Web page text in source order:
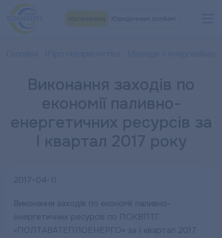
Юридичним особам
Виконання заходів по
економії паливно-
енергетичних ресурсів за
І квартал 2017 року
2017-04-11
Виконання заходів по економії паливно-
енергетичних ресурсів по ПОКВПТГ
«ПОЛТАВАТЕПЛОЕНЕРГО» за І квартал 2017